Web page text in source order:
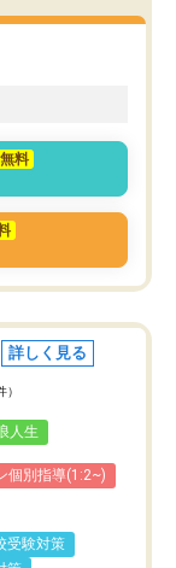
無料
詳しく見る
）
人生
個別指導(1:2~)
受験対策